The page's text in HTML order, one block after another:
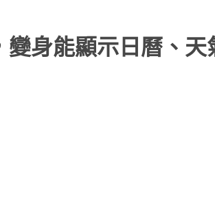
身能顯示日曆、天